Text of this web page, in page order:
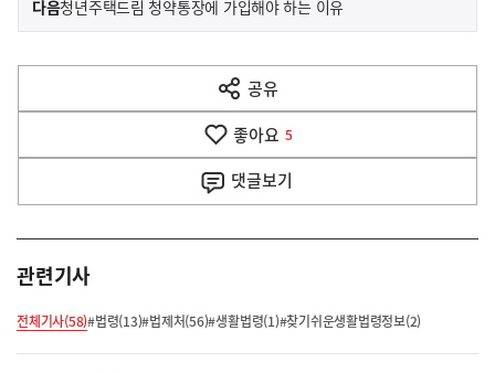
전
다
음
다음기
청년주택드림 청약통장에 가입해야 하는 이유
공유
열
기
좋아요 5
댓글보기
관련기사
전체기사(58)#법령(13)#법제처(56)#생활법령(1)#찾기쉬운생활법령정보(2)